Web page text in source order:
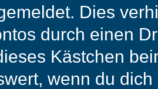
Dies
durch einen
Kästchen
wenn du